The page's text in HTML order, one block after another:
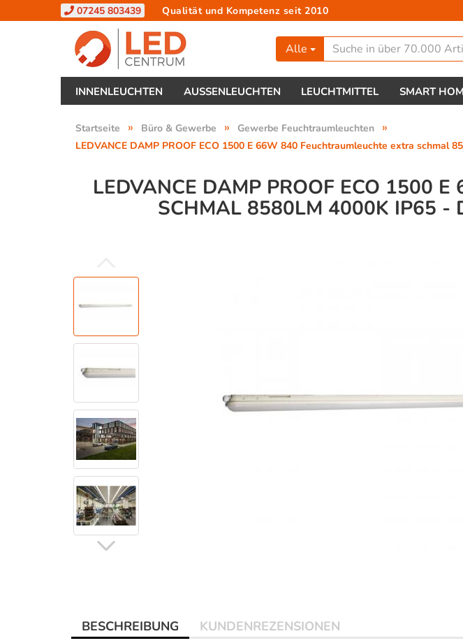
07245 803439 Qualität und Kompetenz seit 2010
Alle
INNENLEUCHTEN AUSSENLEUCHTEN LEUCHTMITTEL SMART
Startseite » Büro & Gewerbe » Gewerbe Feuchtraumleuchten »
LEDVANCE DAMP PROOF ECO 1500 E 66W 840 Feuchtraumleuchte extra schmal
LEDVANCE DAMP PROOF ECO 1500
SCHMAL 8580LM 4000K IP65 -
BESCHREIBUNG KUNDENREZENSIONEN